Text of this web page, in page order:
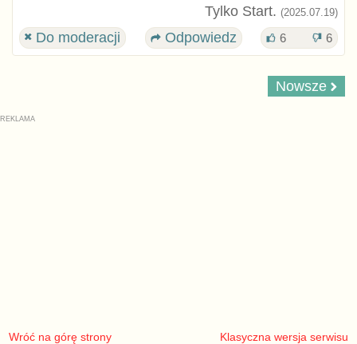
Tylko Start. (2025.07.19)
Do moderacji Odpowiedz 6 6
Nowsze
Wróć na górę strony Klasyczna wersja serwisu